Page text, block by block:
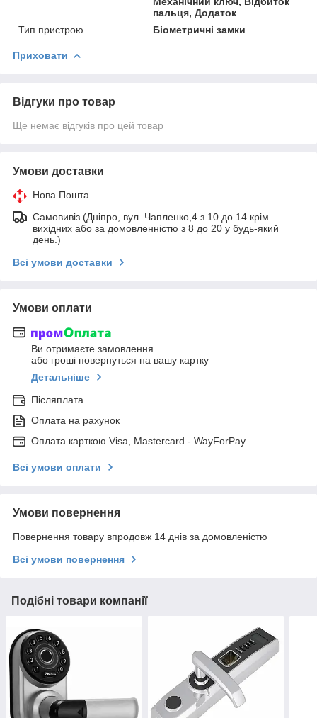
пальця, Додаток
Тип пристрою
Біометричні замки
Приховати
Відгуки про товар
Ще немає відгуків про цей товар
Умови доставки
Нова Пошта
Самовивіз (Дніпро, вул. Чапленко,4 з 10 до 14 крім
вихідних або за домовленністю з 8 до 20 у будь-який
день.)
Всі умови доставки
Умови оплати
Ви отримаєте замовлення
або гроші повернуться на вашу картку
Детальніше
Післяплата
Оплата на рахунок
Оплата карткою Visa, Mastercard - WayForPay
Всі умови оплати
Умови повернення
Повернення товару впродовж 14 днів за домовленістю
Всі умови повернення
Подібні товари компанії